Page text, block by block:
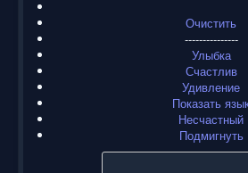
Очистить
---------------
Улыбка
Счастлив
Удивление
Показать
Несчастный
Подмигнуть